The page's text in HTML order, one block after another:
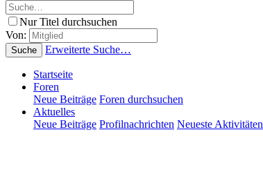
Nur Titel durchsuchen
Von:
Suche Erweiterte Suche…
Startseite
Foren
Neue Beiträge Foren durchsuchen
Aktuelles
Neue Beiträge Profilnachrichten Neueste Aktivitäten